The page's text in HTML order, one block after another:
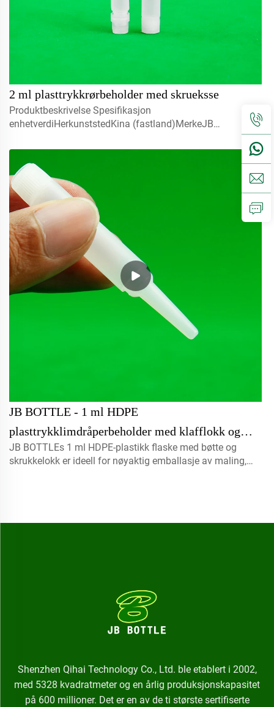
2 ml plasttrykkrørbeholder med skrueksse
Produktbeskrivelse Spesifikasjon
enhetverdiHerkunststedKina (fastland)MerkeJB
232OverflatebehandlingSilkskjermtrykkIndustriell
brukKjemikalierLimer og tetningsmidlerGrunn...
JB BOTTLE - 1 ml HDPE
plasttrykklimdråperbeholder med klafflokk og
skrueksse liten kapasitet til maling og kjemikalier
emballasje Super limbeholder
JB BOTTLEs 1 ml HDPE-plastikk flaske med bøtte og
skrukkelokk er ideell for nøyaktig emballasje av maling,
Shenzhen Qihai Technology Co., Ltd. ble etablert i 2002,
med 5328 kvadratmeter og en årlig produksjonskapasitet
på 600 millioner. Det er en av de ti største sertifiserte